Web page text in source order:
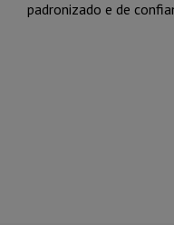
padronizado e de